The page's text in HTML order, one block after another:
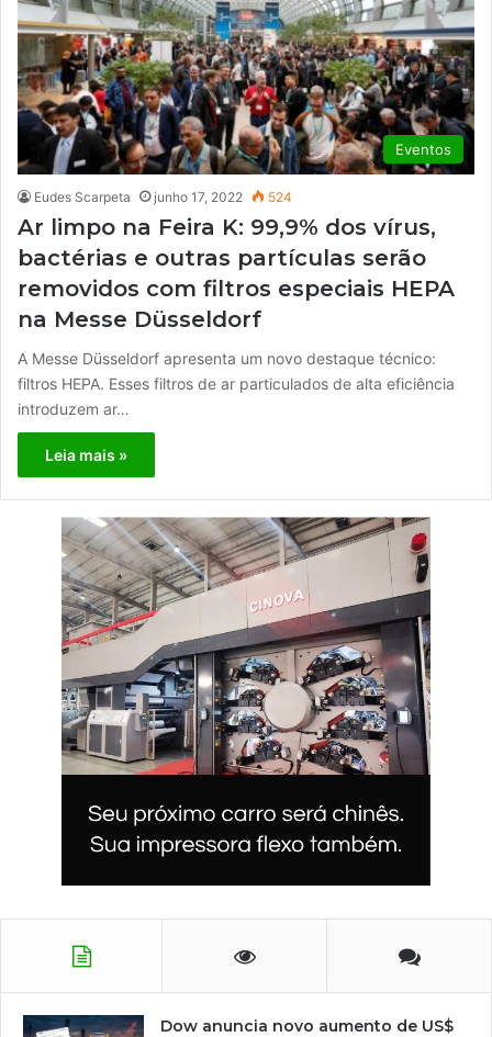
Eventos
Eudes Scarpeta junho 17, 2022 524
Ar limpo na Feira K: 99,9% dos vírus,
bactérias e outras partículas serão
removidos com filtros especiais HEPA
na Messe Düsseldorf
A Messe Düsseldorf apresenta um novo destaque técnico:
filtros HEPA. Esses filtros de ar particulados de alta eficiência
introduzem ar…
Leia mais »
Dow anuncia novo aumento de US$